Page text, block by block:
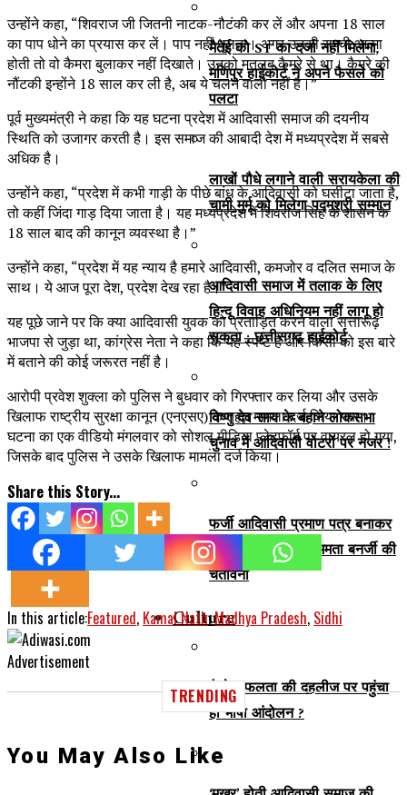
मैतेई को ST का दर्जा नहीं मिलेगा,
मणिपुर हाईकोर्ट ने अपने फैसले को
पलटा
लाखों पौधे लगाने वाली सरायकेला की
चामी मुर्मू को मिलेगा पद्मश्री सम्मान
आदिवासी समाज में तलाक के लिए
हिन्दू विवाह अधिनियम नहीं लागू हो
सकता : छत्तीसगढ़ हाईकोर्ट
विष्णु देव साय के बहाने लोकसभा
चुनाव में आदिवासी वोटरों पर नजर !
फर्जी आदिवासी प्रमाण पत्र बनाकर
नौकरी लेने वालों को ममता बनर्जी की
चेतावनी
Culture
कैसे सफलता की दहलीज पर पहुंचा
हो भाषा आंदोलन ?
उन्होंने कहा, “शिवराज जी जितनी नाटक-नौटंकी कर लें और अपना 18 साल
का पाप धोने का प्रयास कर लें। पाप नहीं धुलता। अगर उनकी सच्ची आत्मा
होती तो वो कैमरा बुलाकर नहीं दिखाते। उनको मतलब कैमरे से था। कैमरे की
नौंटकी इन्होंने 18 साल कर ली है, अब ये चलने वाली नहीं है।”
पूर्व मुख्यमंत्री ने कहा कि यह घटना प्रदेश में आदिवासी समाज की दयनीय
स्थिति को उजागर करती है। इस समाज की आबादी देश में मध्यप्रदेश में सबसे
अधिक है।
उन्होंने कहा, “प्रदेश में कभी गाड़ी के पीछे बांध के आदिवासी को घसीटा जाता है,
तो कहीं जिंदा गाड़ दिया जाता है। यह मध्यप्रदेश में शिवराज सिंह के शासन के
18 साल बाद की कानून व्यवस्था है।”
उन्होंने कहा, “प्रदेश में यह न्याय है हमारे आदिवासी, कमजोर व दलित समाज के
साथ। ये आज पूरा देश, प्रदेश देख रहा है।”
यह पूछे जाने पर कि क्या आदिवासी युवक को प्रताड़ित करने वाला सत्तारूढ़
भाजपा से जुड़ा था, कांग्रेस नेता ने कहा कि यह स्पष्ट है और किसी को इस बारे
में बताने की कोई जरूरत नहीं है।
आरोपी प्रवेश शुक्ला को पुलिस ने बुधवार को गिरफ्तार कर लिया और उसके
खिलाफ राष्ट्रीय सुरक्षा कानून (एनएसए) के तहत मामला दर्ज किया गया।
घटना का एक वीडियो मंगलवार को सोशल मीडिया प्लेटफॉर्म पर वायरल हो गया,
जिसके बाद पुलिस ने उसके खिलाफ मामला दर्ज किया।
Share this Story...
In this article:Featured, Kamal Nath,Madhya Pradesh, Sidhi
Advertisement
TRENDING
You May Also Like